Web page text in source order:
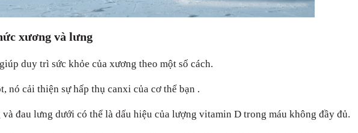
xương và lưng
duy trì sức khỏe của xương theo một số cách.
nó cải thiện sự hấp thụ canxi của cơ thể bạn .
đau lưng dưới có thể là dấu hiệu của lượng vitamin D trong máu không đầy đủ.